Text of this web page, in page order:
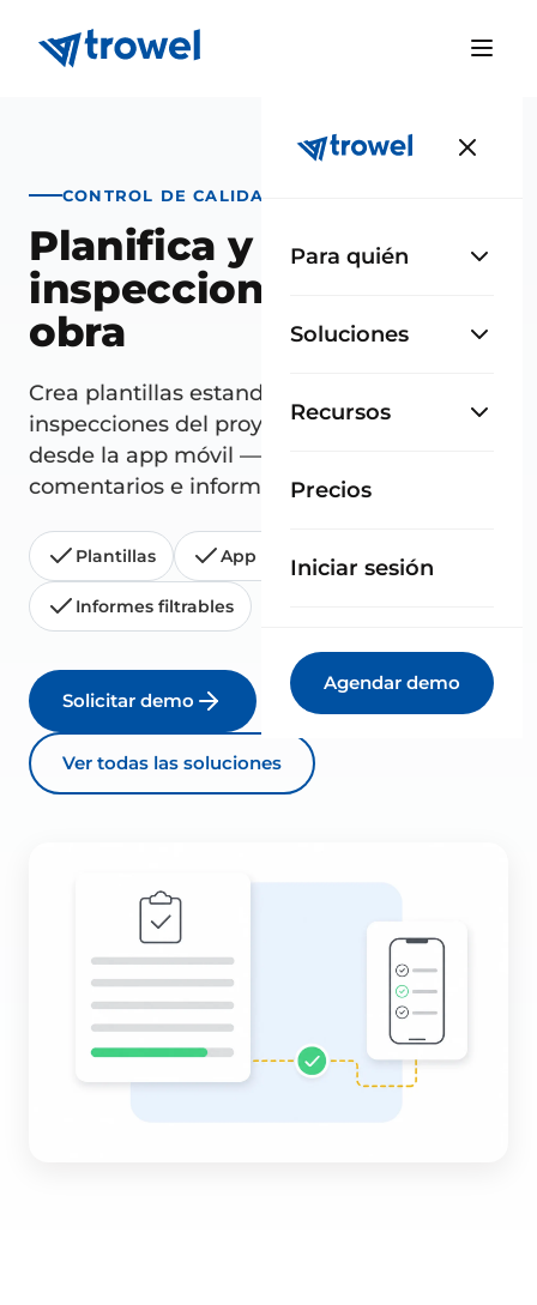
Para quién
Soluciones
Recursos
Precios
Iniciar sesión
Agendar demo
CONTROL DE CALIDAD
Planifica y realiza tus
inspecciones a pie de
obra
Crea plantillas estandarizadas, programa las
inspecciones del proyecto y ejecútalas
desde la app móvil — con fotos,
comentarios e informes filtrables.
Plantillas App móvil Histórico
Informes filtrables
Solicitar demo
Ver todas las soluciones